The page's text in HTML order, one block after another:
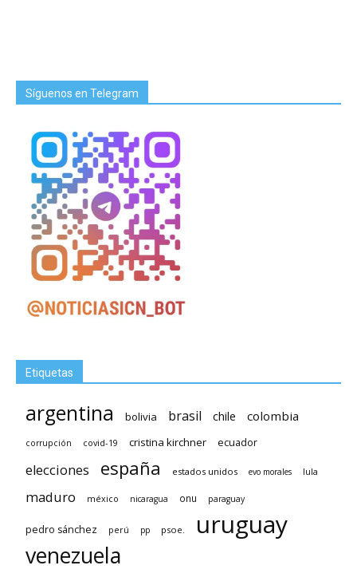
Síguenos en Telegram
Etiquetas
argentina bolivia brasil chile colombia
corrupción covid-19 cristina kirchner ecuador
elecciones españa estados unidos evo morales lula
maduro méxico nicaragua onu paraguay
pedro sánchez perú pp psoe. uruguay
venezuela